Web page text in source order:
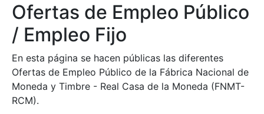
Mostrar/Ocultar
Mostrar/Ocultar
Ofertas de Empleo Público
/ Empleo Fijo
En esta página se hacen públicas las diferentes
Ofertas de Empleo Público de la Fábrica Nacional de
Moneda y Timbre - Real Casa de la Moneda (FNMT-
RCM).